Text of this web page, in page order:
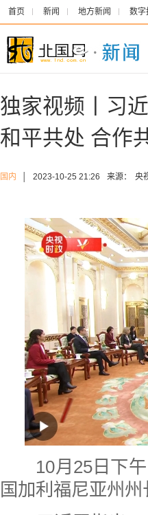
首页 新闻 地方新闻 数字
独家视频丨习
和平共处 合作
国内 2023-10-25 21:26 来源： 央
10月25日下午
国加利福尼亚州州